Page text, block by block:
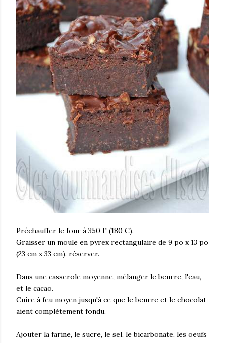
Préchauffer le four à 350 F (180 C).
Graisser un moule en pyrex rectangulaire de 9 po x 13 po
(23 cm x 33 cm). réserver.
Dans une casserole moyenne, mélanger le beurre, l'eau,
et le cacao.
Cuire à feu moyen jusqu'à ce que le beurre et le chocolat
aient complètement fondu.
Ajouter la farine, le sucre, le sel, le bicarbonate, les oeufs